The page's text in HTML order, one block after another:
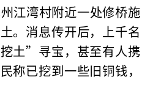
江湾村附近一处修桥施
。消息传开后，上千名
土”寻宝，甚至有人携
称已挖到一些旧铜钱，